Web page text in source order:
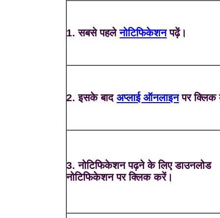
1. सबसे पहलेनोटिफिकेशनपढ़ें।
2. इसके बादअप्लाई ऑनलाइनपर क्लिक
3. नोटिफिकेशन पढ़ने के लिए डाउनलोड
नोटिफिकेशन पर क्लिक करें।